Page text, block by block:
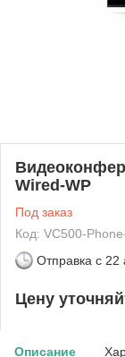
Wired-WP
Под заказ
Код: VC500-
Отправка с 22
Цену
Описание